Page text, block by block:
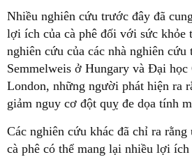
Nhiều nghiên cứu trước đây đã
lợi ích của cà phê đối với sức khỏe
nghiên cứu của các nhà nghiên
Semmelweis ở Hungary và Đại học
London, những người phát hiện ra
giảm nguy cơ đột quỵ đe dọa tính
Các nghiên cứu khác đã chỉ ra
cà phê có thể mang lại nhiều lợi